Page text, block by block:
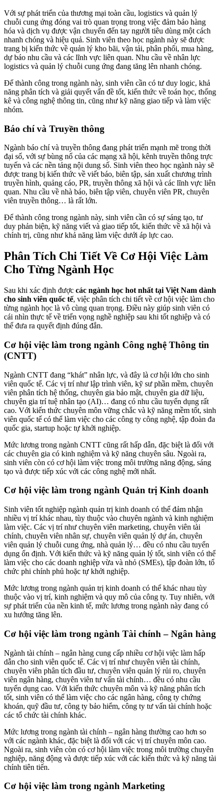
Với sự phát triển của thương mại toàn cầu, logistics và quản lý
chuỗi cung ứng đóng vai trò quan trọng trong việc đảm bảo hàng
hóa và dịch vụ được vận chuyển đến tay người tiêu dùng một cách
nhanh chóng và hiệu quả. Sinh viên theo học ngành này sẽ được
trang bị kiến thức về quản lý kho bãi, vận tải, phân phối, mua hàng,
dự báo nhu cầu và các lĩnh vực liên quan. Nhu cầu về nhân lực
logistics và quản lý chuỗi cung ứng đang tăng lên nhanh chóng.
Để thành công trong ngành này, sinh viên cần có tư duy logic, khả
năng phân tích và giải quyết vấn đề tốt, kiến thức về toán học, thống
kê và công nghệ thông tin, cũng như kỹ năng giao tiếp và làm việc
nhóm.
Báo chí và Truyền thông
Ngành báo chí và truyền thông đang phát triển mạnh mẽ trong thời
đại số, với sự bùng nổ của các mạng xã hội, kênh truyền thông trực
tuyến và các nền tảng nội dung số. Sinh viên theo học ngành này sẽ
được trang bị kiến thức về viết báo, biên tập, sản xuất chương trình
truyền hình, quảng cáo, PR, truyền thông xã hội và các lĩnh vực liên
quan. Nhu cầu về nhà báo, biên tập viên, chuyên viên PR, chuyên
viên truyền thông… là rất lớn.
Để thành công trong ngành này, sinh viên cần có sự sáng tạo, tư
duy phản biện, kỹ năng viết và giao tiếp tốt, kiến thức về xã hội và
chính trị, cũng như khả năng làm việc dưới áp lực cao.
Phân Tích Chi Tiết Về Cơ Hội Việc Làm
Cho Từng Ngành Học
Sau khi xác định được các ngành học hot nhất tại Việt Nam dành
cho sinh viên quốc tế, việc phân tích chi tiết về cơ hội việc làm cho
từng ngành học là vô cùng quan trọng. Điều này giúp sinh viên có
cái nhìn thực tế về triển vọng nghề nghiệp sau khi tốt nghiệp và có
thể đưa ra quyết định đúng đắn.
Cơ hội việc làm trong ngành Công nghệ Thông tin
(CNTT)
Ngành CNTT đang “khát” nhân lực, và đây là cơ hội lớn cho sinh
viên quốc tế. Các vị trí như lập trình viên, kỹ sư phần mềm, chuyên
viên phân tích hệ thống, chuyên gia bảo mật, chuyên gia dữ liệu,
chuyên gia trí tuệ nhân tạo (AI)… đang có nhu cầu tuyển dụng rất
cao. Với kiến thức chuyên môn vững chắc và kỹ năng mềm tốt, sinh
viên quốc tế có thể làm việc cho các công ty công nghệ, tập đoàn đa
quốc gia, startup hoặc tự khởi nghiệp.
Mức lương trong ngành CNTT cũng rất hấp dẫn, đặc biệt là đối với
các chuyên gia có kinh nghiệm và kỹ năng chuyên sâu. Ngoài ra,
sinh viên còn có cơ hội làm việc trong môi trường năng động, sáng
tạo và được tiếp xúc với các công nghệ mới nhất.
Cơ hội việc làm trong ngành Quản trị Kinh doanh
Sinh viên tốt nghiệp ngành quản trị kinh doanh có thể đảm nhận
nhiều vị trí khác nhau, tùy thuộc vào chuyên ngành và kinh nghiệm
làm việc. Các vị trí như chuyên viên marketing, chuyên viên tài
chính, chuyên viên nhân sự, chuyên viên quản lý dự án, chuyên
viên quản lý chuỗi cung ứng, nhà quản lý… đều có nhu cầu tuyển
dụng ổn định. Với kiến thức và kỹ năng quản lý tốt, sinh viên có thể
làm việc cho các doanh nghiệp vừa và nhỏ (SMEs), tập đoàn lớn, tổ
chức phi chính phủ hoặc tự khởi nghiệp.
Mức lương trong ngành quản trị kinh doanh có thể khác nhau tùy
thuộc vào vị trí, kinh nghiệm và quy mô của công ty. Tuy nhiên, với
sự phát triển của nền kinh tế, mức lương trong ngành này đang có
xu hướng tăng lên.
Cơ hội việc làm trong ngành Tài chính – Ngân hàng
Ngành tài chính – ngân hàng cung cấp nhiều cơ hội việc làm hấp
dẫn cho sinh viên quốc tế. Các vị trí như chuyên viên tài chính,
chuyên viên phân tích đầu tư, chuyên viên quản lý rủi ro, chuyên
viên ngân hàng, chuyên viên tư vấn tài chính… đều có nhu cầu
tuyển dụng cao. Với kiến thức chuyên môn và kỹ năng phân tích
tốt, sinh viên có thể làm việc cho các ngân hàng, công ty chứng
khoán, quỹ đầu tư, công ty bảo hiểm, công ty tư vấn tài chính hoặc
các tổ chức tài chính khác.
Mức lương trong ngành tài chính – ngân hàng thường cao hơn so
với các ngành khác, đặc biệt là đối với các vị trí chuyên môn cao.
Ngoài ra, sinh viên còn có cơ hội làm việc trong môi trường chuyên
nghiệp, năng động và được tiếp xúc với các kiến thức và kỹ năng tài
chính tiên tiến.
Cơ hội việc làm trong ngành Marketing